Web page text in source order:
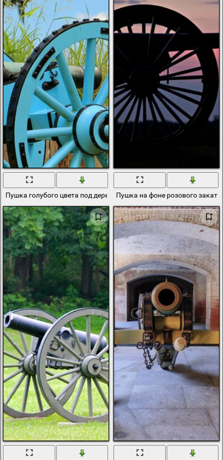
Пушка голубого цвета под деревомПушка на фоне розового заката